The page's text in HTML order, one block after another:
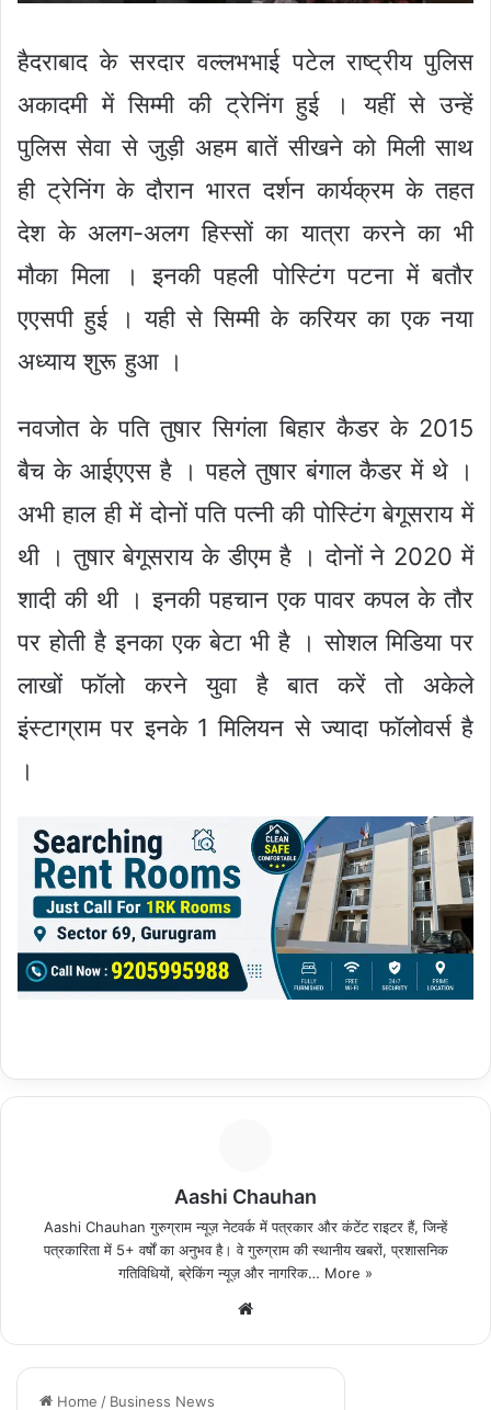
हैदराबाद के सरदार वल्लभभाई पटेल राष्ट्रीय पुलिस
अकादमी में सिम्मी की ट्रेनिंग हुई । यहीं से उन्हें
पुलिस सेवा से जुड़ी अहम बातें सीखने को मिली साथ
ही ट्रेनिंग के दौरान भारत दर्शन कार्यक्रम के तहत
देश के अलग-अलग हिस्सों का यात्रा करने का भी
मौका मिला । इनकी पहली पोस्टिंग पटना में बतौर
एएसपी हुई । यही से सिम्मी के करियर का एक नया
अध्याय शुरू हुआ ।
नवजोत के पति तुषार सिगंला बिहार कैडर के 2015
बैच के आईएएस है । पहले तुषार बंगाल कैडर में थे ।
अभी हाल ही में दोनों पति पत्नी की पोस्टिंग बेगूसराय में
थी । तुषार बेगूसराय के डीएम है । दोनों ने 2020 में
शादी की थी । इनकी पहचान एक पावर कपल के तौर
पर होती है इनका एक बेटा भी है । सोशल मिडिया पर
लाखों फॉलो करने युवा है बात करें तो अकेले
इंस्टाग्राम पर इनके 1 मिलियन से ज्यादा फॉलोवर्स है
।
Aashi Chauhan
Aashi Chauhan गुरुग्राम न्यूज़ नेटवर्क में पत्रकार और कंटेंट राइटर हैं, जिन्हें
पत्रकारिता में 5+ वर्षों का अनुभव है। वे गुरुग्राम की स्थानीय खबरों, प्रशासनिक
गतिविधियों, ब्रेकिंग न्यूज़ और नागरिक… More »